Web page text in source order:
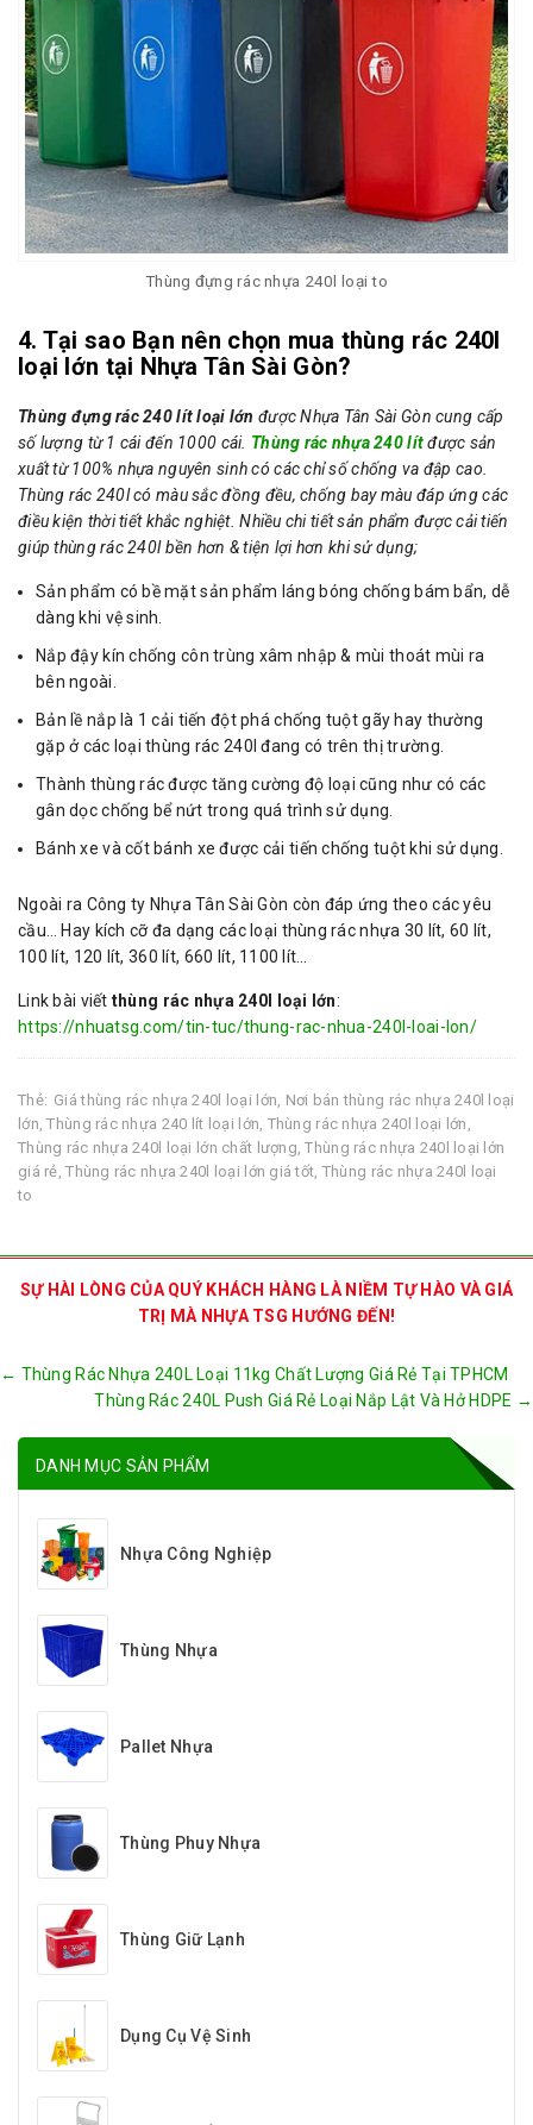
Thùng đựng rác nhựa 240l loại to
4. Tại sao Bạn nên chọn mua thùng rác 240l
loại lớn tại Nhựa Tân Sài Gòn?
Thùng đựng rác 240 lít loại lớn được Nhựa Tân Sài Gòn cung cấp
số lượng từ 1 cái đến 1000 cái. Thùng rác nhựa 240 lítđược sản
xuất từ 100% nhựa nguyên sinh có các chỉ số chống va đập cao.
Thùng rác 240l có màu sắc đồng đều, chống bay màu đáp ứng các
điều kiện thời tiết khắc nghiệt. Nhiều chi tiết sản phẩm được cải tiến
giúp thùng rác 240l bền hơn & tiện lợi hơn khi sử dụng;
Sản phẩm có bề mặt sản phẩm láng bóng chống bám bẩn, dễ
dàng khi vệ sinh.
Nắp đậy kín chống côn trùng xâm nhập & mùi thoát mùi ra
bên ngoài.
Bản lề nắp là 1 cải tiến đột phá chống tuột gãy hay thường
gặp ở các loại thùng rác 240l đang có trên thị trường.
Thành thùng rác được tăng cường độ loại cũng như có các
gân dọc chống bể nứt trong quá trình sử dụng.
Bánh xe và cốt bánh xe được cải tiến chống tuột khi sử dụng.
Ngoài ra Công ty Nhựa Tân Sài Gòn còn đáp ứng theo các yêu
cầu… Hay kích cỡ đa dạng các loại thùng rác nhựa 30 lít, 60 lít,
100 lít, 120 lít, 360 lít, 660 lít, 1100 lít…
Link bài viết thùng rác nhựa 240l loại lớn:
https://nhuatsg.com/tin-tuc/thung-rac-nhua-240l-loai-lon/
Thẻ: Giá thùng rác nhựa 240l loại lớn Nơi bán thùng rác nhựa 240l loại
lớn ,Thùng rác nhựa 240 lít loại lớn Thùng rác nhựa 240l loại lớn
Thùng rác nhựa 240l loại lớn chất lượng ,Thùng rác nhựa 240l loại lớn
giá rẻ ,Thùng rác nhựa 240l loại lớn giá tốt Thùng rác nhựa 240l loại
to
SỰ HÀI LÒNG CỦA QUÝ KHÁCH HÀNG LÀ NIỀM TỰ HÀO VÀ GIÁ
TRỊ MÀ NHỰA TSG HƯỚNG ĐẾN!
Post
navigation
← Thùng Rác Nhựa 240L Loại 11kg Chất Lượng Giá Rẻ Tại TPHCM
Thùng Rác 240L Push Giá Rẻ Loại Nắp Lật Và Hở HDPE →
DANH MỤC SẢN PHẨM
Nhựa Công Nghiệp
Thùng Nhựa
Pallet Nhựa
Thùng Phuy Nhựa
Thùng Giữ Lạnh
Dụng Cụ Vệ Sinh